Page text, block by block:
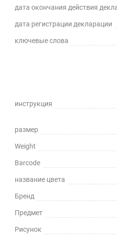
дата окончания действия
дата регистрации декларации
ключевые слова
инструкция
размер
Weight
Barcode
название цвета
Бренд
Предмет
Рисунок